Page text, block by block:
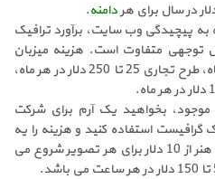
دامنه.
به پیچیدگی وب سایت، برآورد ترافیک
توجهی متفاوت است. هزینه میزبان
مشترک 8 تا 50 دلار در هر ماه، طرح تجاری 25 تا 250 دلار در هر ماه،
موجود، بخواهید یک آرم برای شرکت
گرافیست استفاده کنید و هزینه را یه
آن پرداخت کنید. هزینه این هنر از 10 دلار برای هر تصویر شروع می